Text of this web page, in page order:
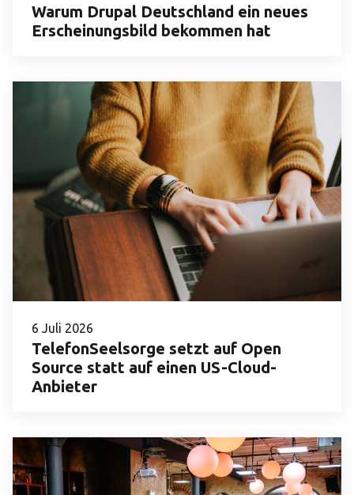
Warum Drupal Deutschland ein neues
Erscheinungsbild bekommen hat
6 Juli 2026
TelefonSeelsorge setzt auf Open
Source statt auf einen US-Cloud-
Anbieter